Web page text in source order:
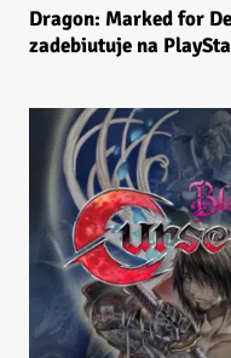
Dragon: Marked for
zadebiutuje na